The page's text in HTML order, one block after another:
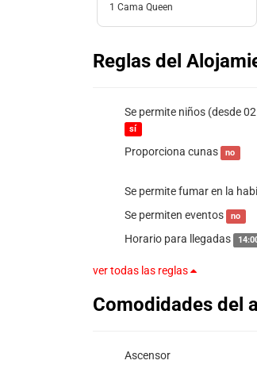
1 Cama Queen
Reglas del
Se permite niños (desde
sí
Proporciona cunas no
Se permite fumar en la
Se permiten eventos no
Horario para llegadas
ver todas las reglas
Comodidades del
Ascensor